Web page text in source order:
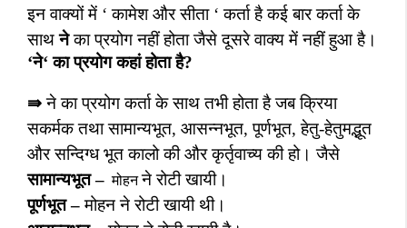
इन वाक्यों में ‘कामेश और सीता ‘कर्ता है कई बार कर्ता के
साथ ने का प्रयोग नहीं होता जैसे दूसरे वाक्य में नहीं हुआ है।
‘ने‘का प्रयोग कहां होता है?
⇛ ने का प्रयोग कर्ता के साथ तभी होता है जब क्रिया
सकर्मक तथा सामान्यभूत, आसन्नभूत,पूर्णभूत,हेतु-हेतुमद्भूत
और सन्दिग्ध भूत कालो की और कृर्तृवाच्य की हो। जैसे
सामान्यभूत – मोहनने रोटी खायी।
पूर्णभूत –मोहन ने रोटी खायी थी।